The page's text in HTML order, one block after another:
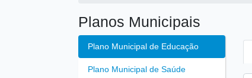
Planos Municipais
Plano Municipal de Educação
Plano Municipal de Saúde